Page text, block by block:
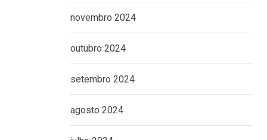
novembro 2024
outubro 2024
setembro 2024
agosto 2024